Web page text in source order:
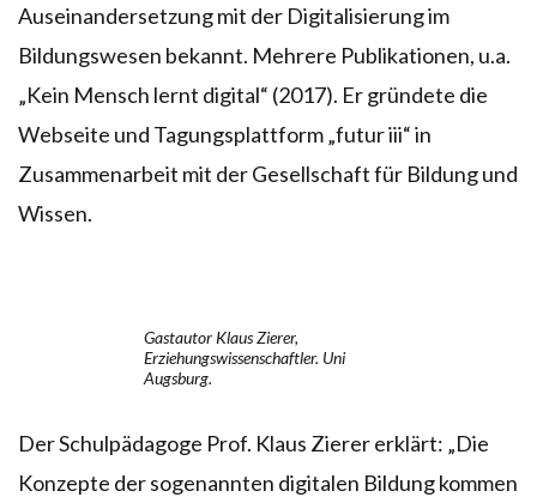
Auseinandersetzung mit der Digitalisierung im
Bildungswesen bekannt. Mehrere Publikationen, u.a.
„Kein Mensch lernt digital“ (2017). Er gründete die
Webseite und Tagungsplattform „futur iii“ in
Zusammenarbeit mit der Gesellschaft für Bildung und
Wissen.
Gastautor Klaus Zierer,
Erziehungswissenschaftler. Uni
Augsburg.
Der Schulpädagoge Prof. Klaus Zierer erklärt: „Die
Konzepte der sogenannten digitalen Bildung kommen